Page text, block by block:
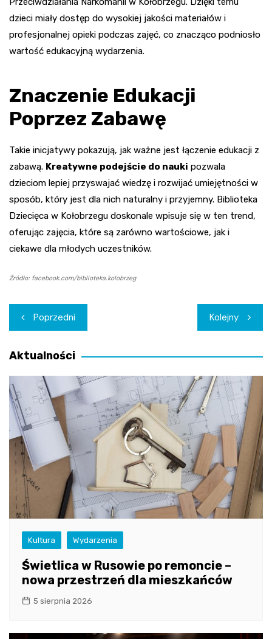
dzieci miały dostęp do wysokiej jakości materiałów i
profesjonalnej opieki podczas zajęć, co znacząco podniosło
wartość edukacyjną wydarzenia.
Znaczenie Edukacji
Poprzez Zabawę
Takie inicjatywy pokazują, jak ważne jest łączenie edukacji z
zabawą. Kreatywne podejście do nauki pozwala
dzieciom lepiej przyswajać wiedzę i rozwijać umiejętności w
sposób, który jest dla nich naturalny i przyjemny. Biblioteka
Dziecięca w Kołobrzegu doskonale wpisuje się w ten trend,
oferując zajęcia, które są zarówno wartościowe, jak i
ciekawe dla młodych uczestników.
Źródło: facebook.com/biblioteka.kolobrzeg
Nawigacja
wpisu
Poprzedni Kolejny
Aktualności
Kultura Wydarzenia
Świetlica w Rusowie po remoncie –
nowa przestrzeń dla mieszkańców
5 sierpnia 2026